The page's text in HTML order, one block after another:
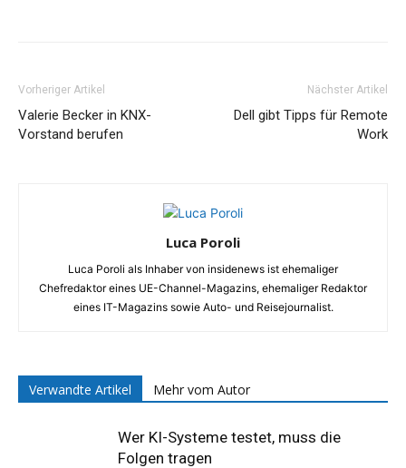
Vorheriger Artikel
Valerie Becker in KNX-
Vorstand berufen
Nächster Artikel
Dell gibt Tipps für Remote
Work
Luca Poroli
Luca Poroli als Inhaber von insidenews ist ehemaliger
Chefredaktor eines UE-Channel-Magazins, ehemaliger Redaktor
eines IT-Magazins sowie Auto- und Reisejournalist.
Verwandte Artikel Mehr vom Autor
Wer KI-Systeme testet, muss die
Folgen tragen